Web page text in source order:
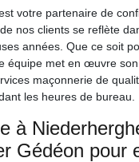
votre partenaire de
nos clients se reflète
années. Que ce soit
équipe met en œuvre
maçonnerie de
les heures de bureau.
à
Gédéon pour